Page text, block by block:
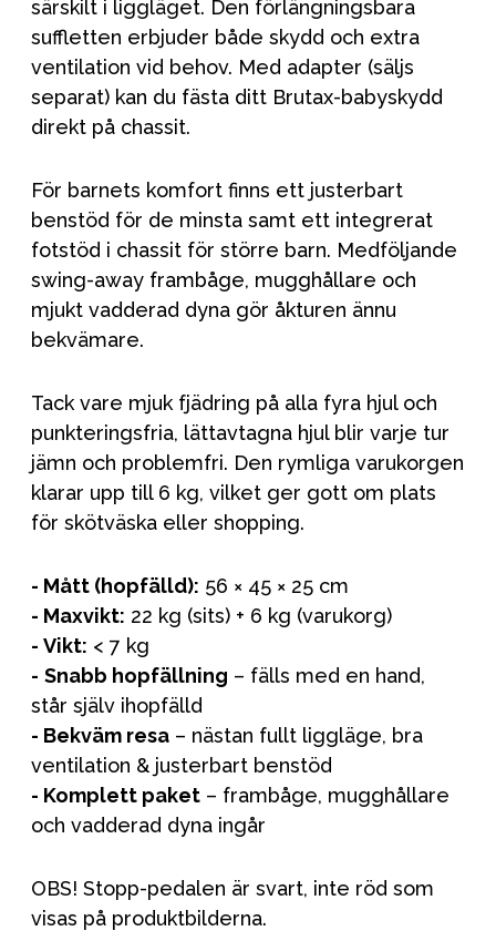
särskilt i liggläget. Den förlängningsbara
suffletten erbjuder både skydd och extra
ventilation vid behov. Med adapter (säljs
separat) kan du fästa ditt Brutax-babyskydd
direkt på chassit.
För barnets komfort finns ett justerbart
benstöd för de minsta samt ett integrerat
fotstöd i chassit för större barn. Medföljande
swing-away frambåge, mugghållare och
mjukt vadderad dyna gör åkturen ännu
bekvämare.
Tack vare mjuk fjädring på alla fyra hjul och
punkteringsfria, lättavtagna hjul blir varje tur
jämn och problemfri. Den rymliga varukorgen
klarar upp till 6 kg, vilket ger gott om plats
för skötväska eller shopping.
- Mått (hopfälld): 56 × 45 × 25 cm
- Maxvikt: 22 kg (sits) + 6 kg (varukorg)
- Vikt: < 7 kg
- Snabb hopfällning – fälls med en hand,
står själv ihopfälld
- Bekväm resa – nästan fullt liggläge, bra
ventilation & justerbart benstöd
- Komplett paket – frambåge, mugghållare
och vadderad dyna ingår
OBS! Stopp-pedalen är svart, inte röd som
visas på produktbilderna.